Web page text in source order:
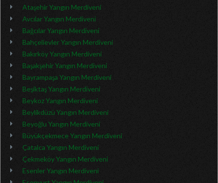
Ataşehir Yangın Merdiveni
Avcılar Yangın Merdiveni
Bağcılar Yangın Merdiveni
Bahçelievler Yangın Merdiveni
Bakırköy Yangın Merdiveni
Başakşehir Yangın Merdiveni
Bayrampaşa Yangın Merdiveni
Beşiktaş Yangın Merdiveni
Beykoz Yangın Merdiveni
Beylikdüzü Yangın Merdiveni
Beyoğlu Yangın Merdiveni
Büyükçekmece Yangın Merdiveni
Çatalca Yangın Merdiveni
Çekmeköy Yangın Merdiveni
Esenler Yangın Merdiveni